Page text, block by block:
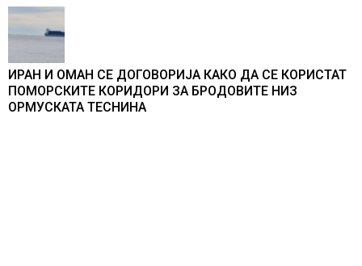
ИРАН И ОМАН СЕ ДОГОВОРИЈА КАКО ДА СЕ КОРИСТАТ
ПОМОРСКИТЕ КОРИДОРИ ЗА БРОДОВИТЕ НИЗ
ОРМУСКАТА ТЕСНИНА